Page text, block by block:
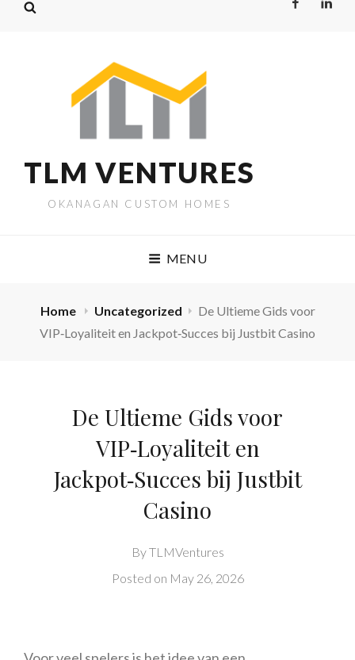
Facebook
TLM VENTURES
OKANAGAN CUSTOM HOMES
MENU
Home Uncategorized
De Ultieme Gids voor
VIP‑Loyaliteit en Jackpot‑Succes bij Justbit Casino
De Ultieme Gids voor
VIP‑Loyaliteit en
Jackpot‑Succes bij Justbit
Casino
ByTLMVentures
Posted on May 26, 2026